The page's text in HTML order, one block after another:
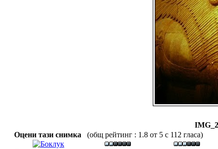
Оцени тази снимка
(общ рейтинг : 1.8 от 5 с 112 гласа)